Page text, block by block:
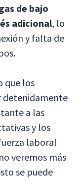
de bajo
adicional, lo
y falta de
que los
detenidamente
a las
y los
laboral
veremos más
se puede